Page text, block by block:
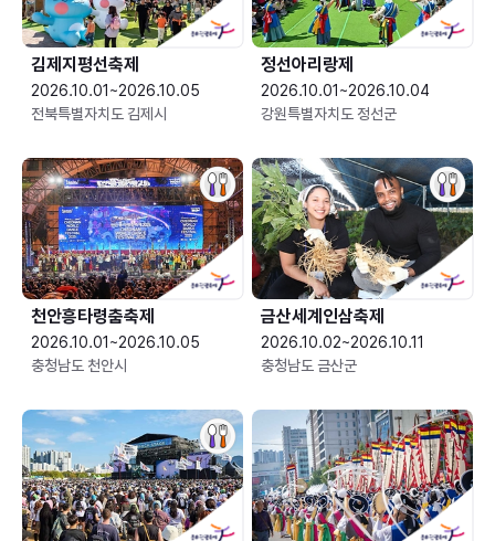
김제지평선축제
2026.10.01~2026.10.05
전북특별자치도 김제시
정선아리랑제
2026.10.01~2026.10.04
강원특별자치도 정선군
천안흥타령춤축제
2026.10.01~2026.10.05
충청남도 천안시
금산세계인삼축제
2026.10.02~2026.10.11
충청남도 금산군